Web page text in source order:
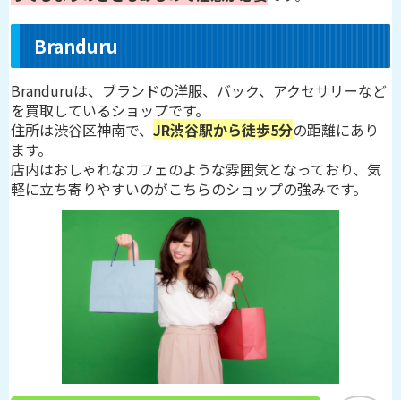
Branduru
Branduruは、ブランドの洋服、バック、アクセサリーなど
を買取しているショップです。
住所は渋谷区神南で、 JR渋谷駅から徒歩5分の距離にあり
ます。
店内はおしゃれなカフェのような雰囲気となっており、気
軽に立ち寄りやすいのがこちらのショップの強みです。